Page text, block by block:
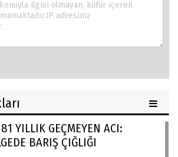
YILLIK GEÇMEYEN ACI:
BARIŞ ÇIĞLIĞI